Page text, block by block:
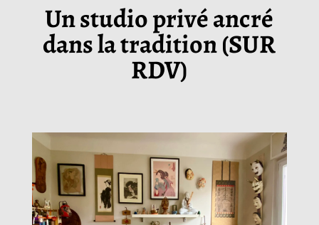
Un studio privé ancré
dans la tradition (SUR
RDV)